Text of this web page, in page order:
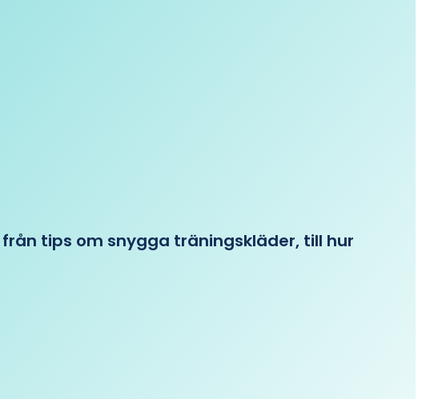
tips om snygga träningskläder, till hur